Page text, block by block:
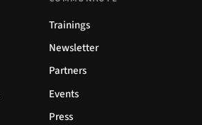
Trainings
Newsletter
Partners
Events
Press